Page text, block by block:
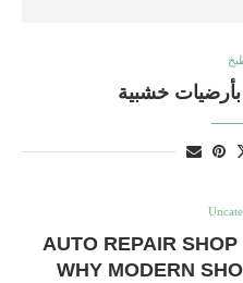
AUTO REPAIR
WHY MODERN